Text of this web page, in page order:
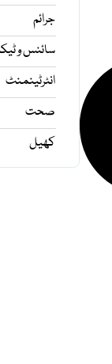
جرائم
سائنس و
انٹرٹینمنٹ
صحت
کھیل